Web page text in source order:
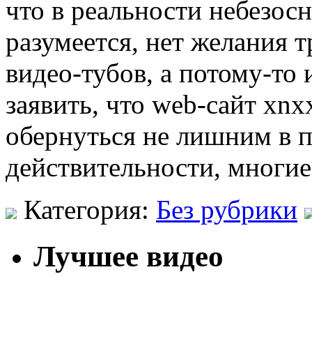
что в реальности
разумеется, нет желания
видео-тубов, а потому-
заявить, что web-сайт
обернуться не лишним в
действительности,
Категория: Без рубрики
Лучшее видео